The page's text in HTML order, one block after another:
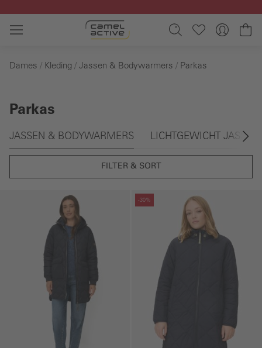
Ga naar de hoofdinhoud
Dames Kleding Jassen & Bodywarmers Parkas
Parkas
Galerie overslaan
JASSEN & BODYWARMERS LICHTGEWICHT JASSEN
FILTER & SORT
-30%
Galerie overslaan